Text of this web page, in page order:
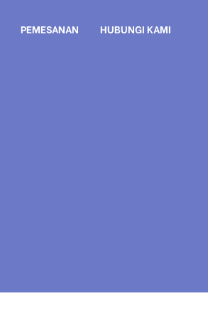
PEMESANAN HUBUNGI KAMI